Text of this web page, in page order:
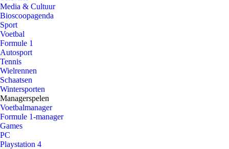
Media & Cultuur
Bioscoopagenda
Sport
Voetbal
Formule 1
Autosport
Tennis
Wielrennen
Schaatsen
Wintersporten
Managerspelen
Voetbalmanager
Formule 1-manager
Games
PC
Playstation 4